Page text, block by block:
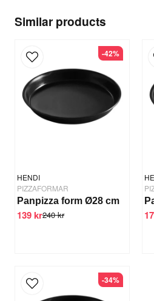
Similar products
HENDI
PIZZAFORMAR
Panpizza form Ø28 cm
240 kr
139 kr
-42%
-34%
Yes, you can publish my
Send